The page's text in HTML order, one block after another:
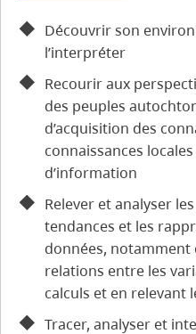
Découvrir son
l’interpréter
Recourir aux
des peuples
d’acquisition des
connaissances
d’information
Relever et analyser
tendances et les
données, notamment
relations entre les
calculs et en relevant
Tracer, analyser et